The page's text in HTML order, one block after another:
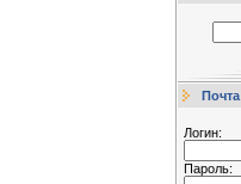
Почта
Логин:
Пароль: